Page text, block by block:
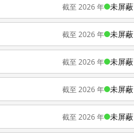
截至 2026 年 未屏蔽
截至 2026 年 未屏蔽
截至 2026 年 未屏蔽
截至 2026 年 未屏蔽
截至 2026 年 未屏蔽